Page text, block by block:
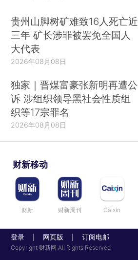
贵州山脚树矿难致16人死亡近
三年 矿长涉罪被罢免全国人
大代表
2026年08月08日
独家｜晋煤富豪张新明再遭公
诉 涉组织领导黑社会性质组
织等17宗罪名
2026年08月08日
财新移动
财新 财新周刊 Caixin
登录 网页版 订阅电邮
Copyright 财新网 All Rights Reserved